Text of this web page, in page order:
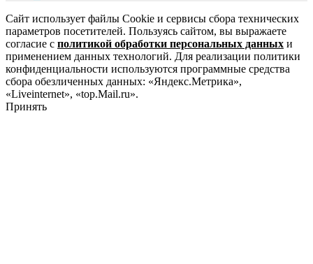
Сайт использует файлы Cookie и сервисы сбора технических
параметров посетителей. Пользуясь сайтом, вы выражаете
согласие с политикой обработки персональных данных и
применением данных технологий. Для реализации политики
конфиденциальности используются программные средства
сбора обезличенных данных: «Яндекс.Метрика»,
«Liveinternet», «top.Mail.ru».
Принять